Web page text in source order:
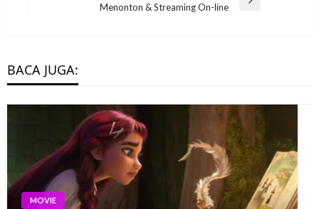
Menonton & Streaming On-line
BACA JUGA:
MOVIE
MOVIE